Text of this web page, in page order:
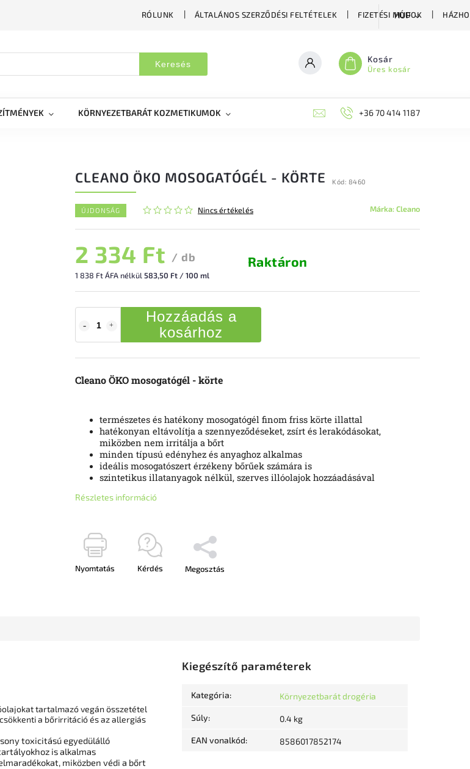
RÓLUNK ÁLTALÁNOS SZERZŐDÉSI FELTÉTELEK FIZETÉSI MÓDOK
HUF
Keresés Kosár
Üres kosár
KÖRNYEZETBARÁT KOZMETIKUMOK BLOG MÉHÉSZETI
+36 70 414 1187
CLEANO ÖKO MOSOGATÓGÉL - KÖRTE Kód: 8460
ÚJDONSÁG Nincs értékelés Márka:Cleano
2 334 Ft / db
1 838 Ft ÁFA nélkül 583,50 Ft / 100 ml
Raktáron
Hozzáadás a
kosárhoz
Cleano ÖKO mosogatógél - körte
természetes és hatékony mosogatógél finom friss körte illattal
hatékonyan eltávolítja a szennyeződéseket, zsírt és lerakódásokat,
miközben nem irritálja a bőrt
minden típusú edényhez és anyaghoz alkalmas
ideális mosogatószert érzékeny bőrűek számára is
szintetikus illatanyagok nélkül, szerves illóolajok hozzáadásával
Részletes információ
Nyomtatás Kérdés Megosztás
tartalmazó vegán összetétel
a bőrirritáció és az allergiás
toxicitású egyedülálló
is alkalmas
miközben védi a bőrt
Kiegészítő paraméterek
Kategória: Környezetbarát drogéria
Súly: 0.4 kg
EAN vonalkód: 8586017852174